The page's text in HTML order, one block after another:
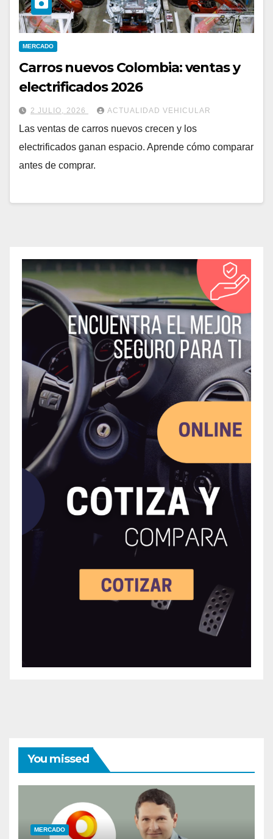
MERCADO
Carros nuevos Colombia: ventas y
electrificados 2026
2 JULIO, 2026 ACTUALIDAD VEHICULAR
Las ventas de carros nuevos crecen y los
electrificados ganan espacio. Aprende cómo comparar
antes de comprar.
You missed
MERCADO